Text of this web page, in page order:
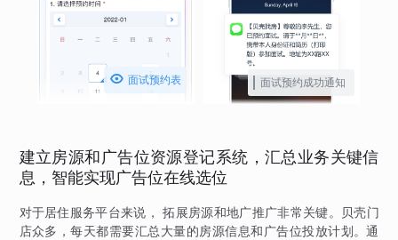
 面试预约表 面试预约成功通知
建立房源和广告位资源登记系统，汇总业务关键信
息，智能实现广告位在线选位
对于居住服务平台来说， 拓展房源和地广推广非常关键。贝壳门
店众多，每天都需要汇总大量的房源信息和广告位投放计划。通